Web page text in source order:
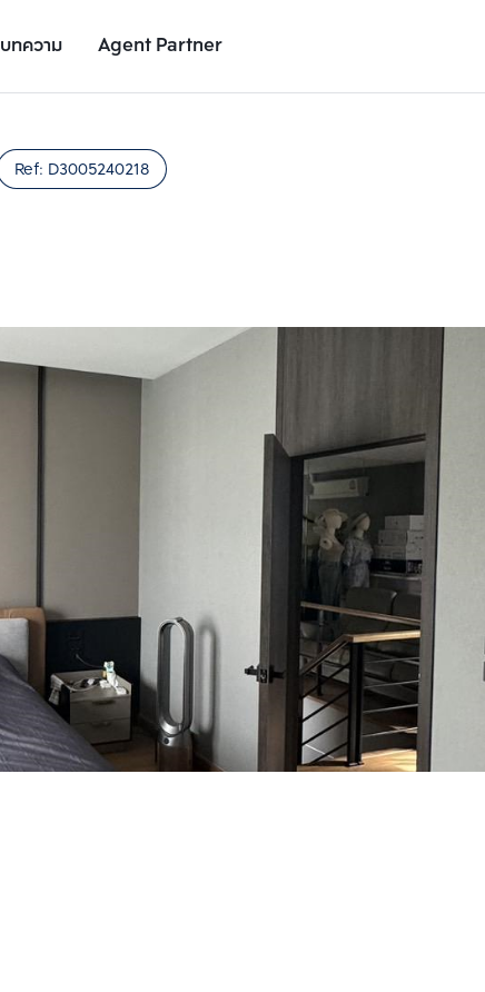
บทความ Agent Partner
รายละเอียดยูนิต
Ref: D3005240218
เพิ่มยูนิตเปรียบเทียบ